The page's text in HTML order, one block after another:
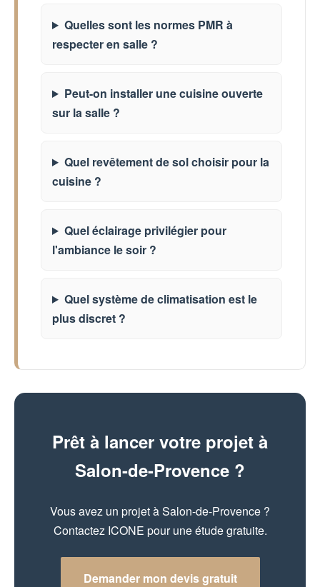
Quelles sont les normes PMR à
respecter en salle ?
Peut-on installer une cuisine ouverte
sur la salle ?
Quel revêtement de sol choisir pour la
cuisine ?
Quel éclairage privilégier pour
l'ambiance le soir ?
Quel système de climatisation est le
plus discret ?
Prêt à lancer votre projet à
Salon-de-Provence ?
Vous avez un projet à Salon-de-Provence ?
Contactez ICONE pour une étude gratuite.
Demander mon devis gratuit